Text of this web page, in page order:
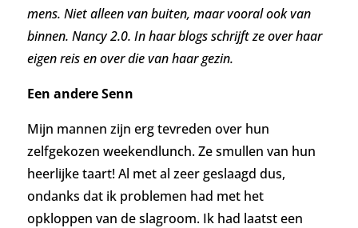
mens. Niet alleen van buiten, maar vooral ook van
binnen. Nancy 2.0.In haar blogs schrijft ze over haar
eigen reis en over die van haar gezin.
Een andere Senn
Mijn mannen zijn erg tevreden over hun
zelfgekozen weekendlunch. Ze smullen van hun
heerlijke taart! Al met al zeer geslaagd dus,
ondanks dat ik problemen had met het
opkloppen van de slagroom. Ik had laatst een